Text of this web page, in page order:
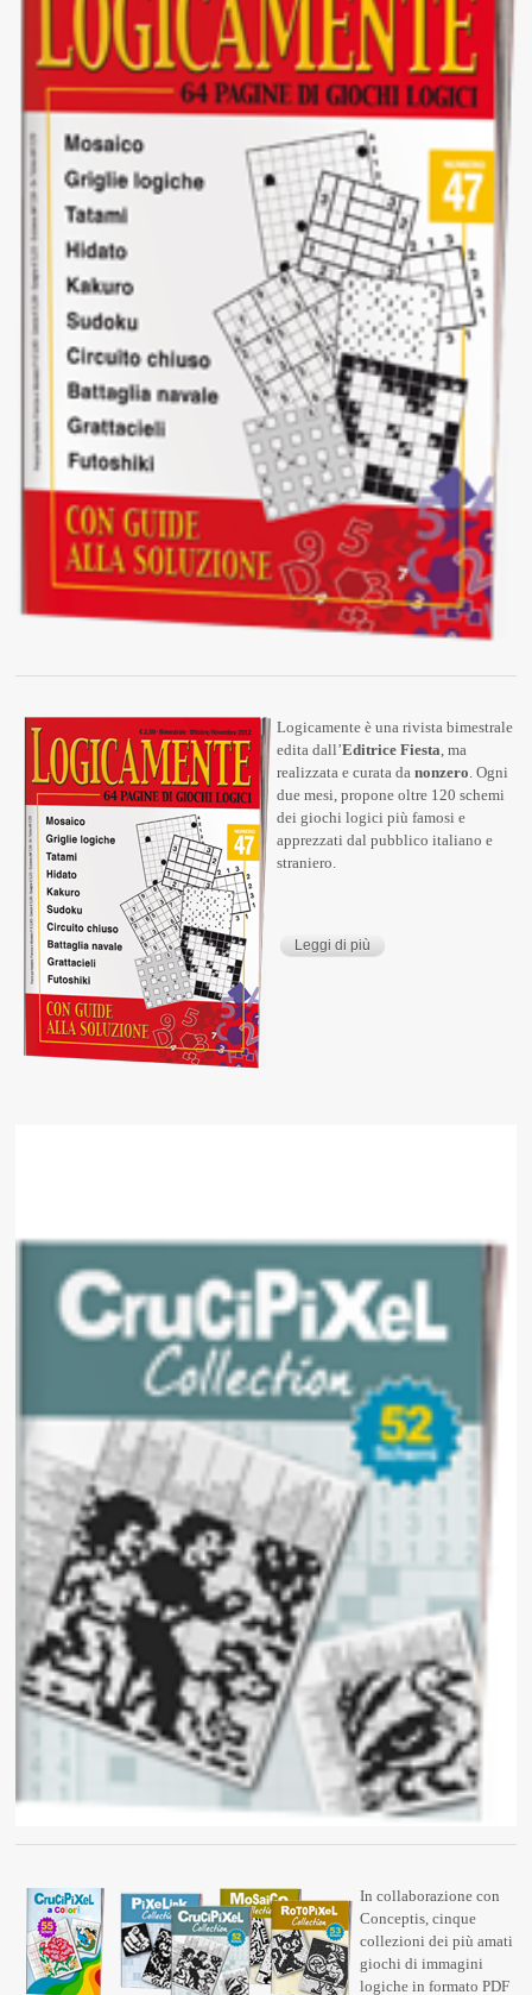
Logicamente è una rivista bimestrale
edita dall’Editrice Fiesta, ma
realizzata e curata danonzero. Ogni
due mesi, propone oltre 120 schemi
dei giochi logici più famosi e
apprezzati dal pubblico italiano e
straniero.
Leggi di più
In collaborazione con
Conceptis, cinque
collezioni dei più amati
giochi di immagini
logiche in formato PDF